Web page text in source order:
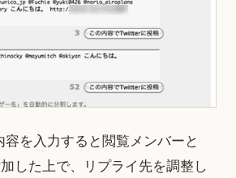
を入力すると閲覧メンバーと
した上で、リプライ先を調整し